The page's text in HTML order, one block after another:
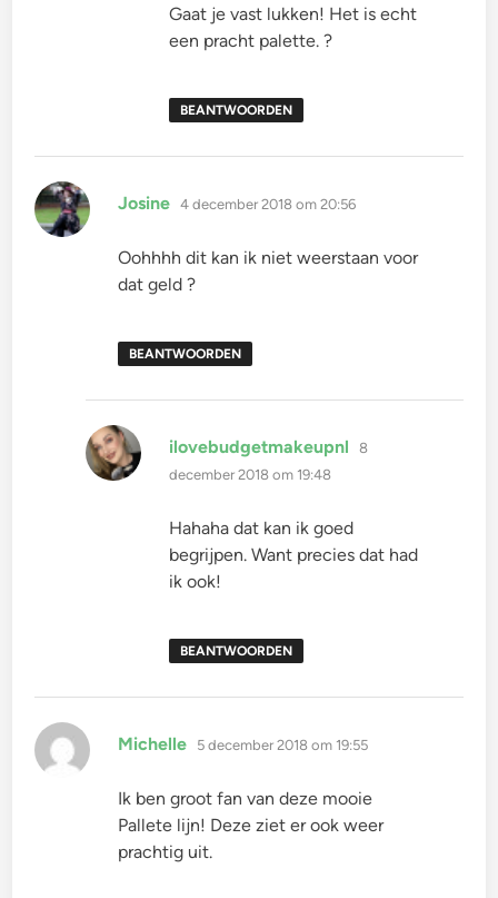
Gaat je vast lukken! Het is echt
een pracht palette. ?
BEANTWOORDEN
Josine schreef:
4 december 2018 om 20:56
Oohhhh dit kan ik niet weerstaan voor
dat geld ?
BEANTWOORDEN
ilovebudgetmakeupnl schreef:
8
december 2018 om 19:48
Hahaha dat kan ik goed
begrijpen. Want precies dat had
ik ook!
BEANTWOORDEN
Michelle schreef:
5 december 2018 om 19:55
Ik ben groot fan van deze mooie
Pallete lijn! Deze ziet er ook weer
prachtig uit.